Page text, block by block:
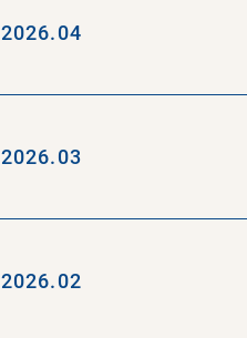
2026.04
2026.03
2026.02